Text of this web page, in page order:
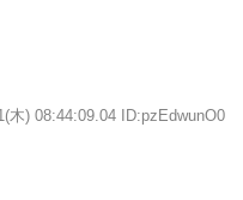
木) 08:44:09.04 ID:pzEdwunO0